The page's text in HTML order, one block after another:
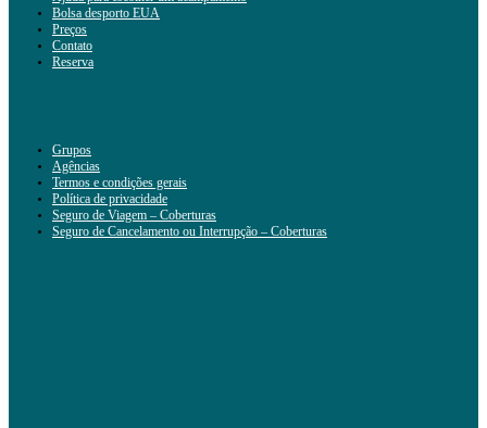
Bolsa desporto EUA
Preços
Contato
Reserva
Grupos
Agências
Termos e condições gerais
Política de privacidade
Seguro de Viagem – Coberturas
Seguro de Cancelamento ou Interrupção – Coberturas